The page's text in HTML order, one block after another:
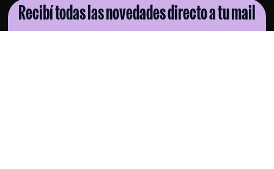
Recibí todas las novedades directo a tu mail